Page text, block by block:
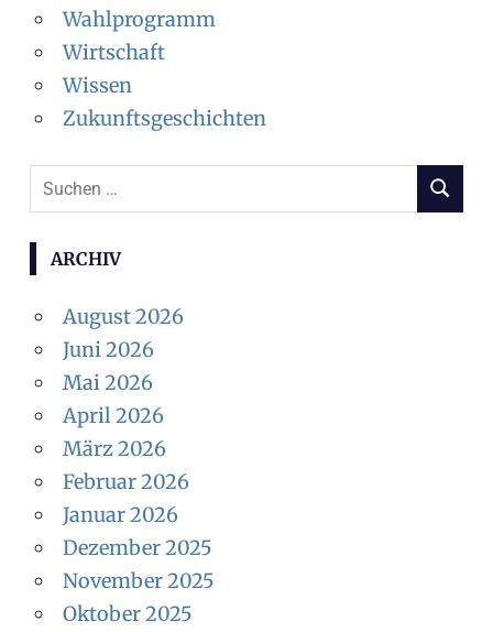
Wahlprogramm
Wirtschaft
Wissen
Zukunftsgeschichten
Suchen
nach:
SUCHEN
ARCHIV
August 2026
Juni 2026
Mai 2026
April 2026
März 2026
Februar 2026
Januar 2026
Dezember 2025
November 2025
Oktober 2025